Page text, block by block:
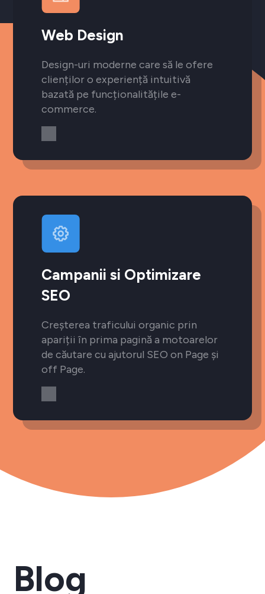
Web Design
Design-uri moderne care să le ofere
clienților o experiență intuitivă
bazată pe funcționalitățile e-
commerce.
Campanii si Optimizare
SEO
Creșterea traficului organic prin
apariții în prima pagină a motoarelor
de căutare cu ajutorul SEO on Page și
off Page.
Blog